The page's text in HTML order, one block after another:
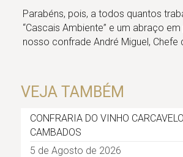
Parabéns, pois, a todos quantos
“Cascais Ambiente” e um abraço
nosso confrade André Miguel, Chefe
VEJA TAMBÉM
CONFRARIA DO VINHO
CAMBADOS
5 de Agosto de 2026